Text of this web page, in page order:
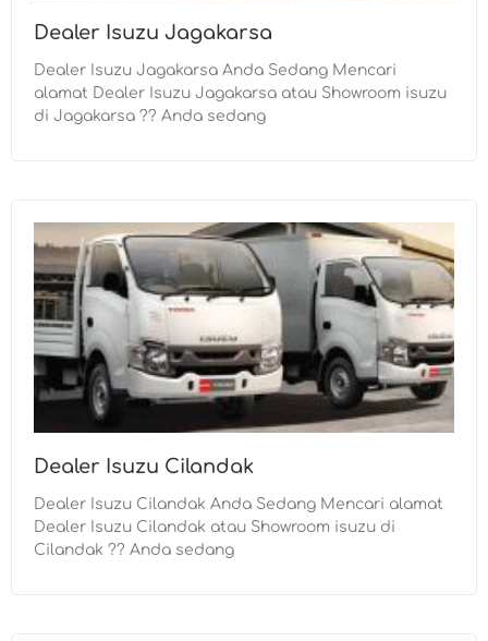
Dealer Isuzu Jagakarsa
Dealer Isuzu Jagakarsa Anda Sedang Mencari
alamat Dealer Isuzu Jagakarsa atau Showroom isuzu
di Jagakarsa ?? Anda sedang
Dealer Isuzu Cilandak
Dealer Isuzu Cilandak Anda Sedang Mencari alamat
Dealer Isuzu Cilandak atau Showroom isuzu di
Cilandak ?? Anda sedang